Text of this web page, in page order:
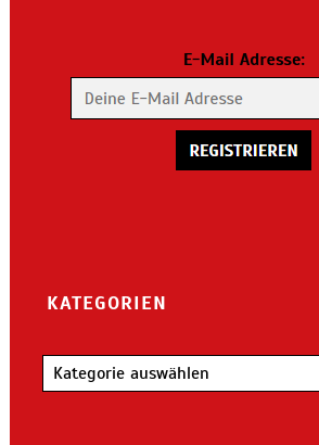
KATEGORIEN
Kategorien